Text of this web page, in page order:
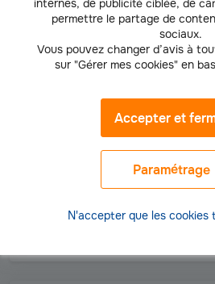
internes, de publicité ciblée, de
permettre le partage de
sociaux.
Vous pouvez changer d’avis à
sur "Gérer mes cookies" en
Paramétrage
Accepter et
N'accepter que les cookies
Comment est-il calculé et peut-on
En savoir plus
Assurance au tiers ou tous risques
uelle différence et comment choisir la
Lire la suite